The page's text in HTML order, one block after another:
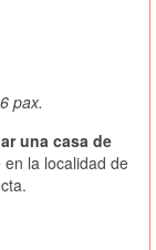
pax.
una casa de
la localidad de